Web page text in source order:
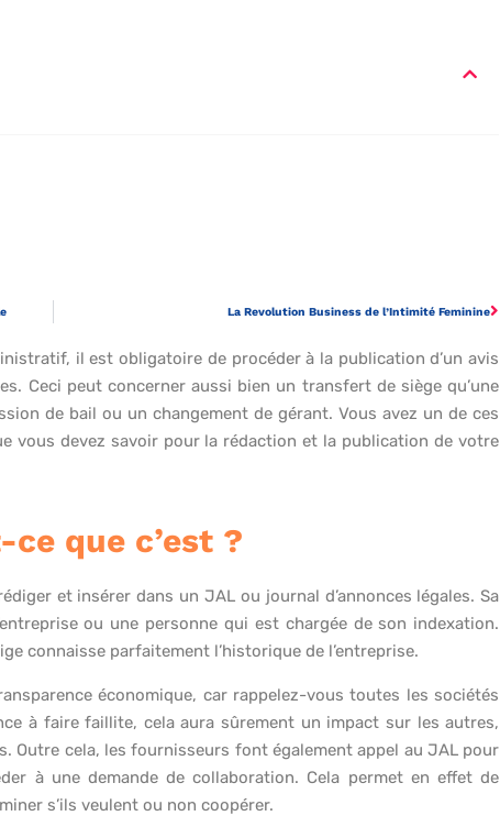
La Revolution Business de l’Intimité Feminine
il est obligatoire de procéder à la publication d’un avis
Ceci peut concerner aussi bien un transfert de siège qu’une
de bail ou un changement de gérant. Vous avez un de ces
vous devez savoir pour la rédaction et la publication de votre
que c’est ?
et insérer dans un JAL ou journal d’annonces légales. Sa
ou une personne qui est chargée de son indexation.
connaisse parfaitement l’historique de l’entreprise.
économique, car rappelez-vous toutes les sociétés
à faire faillite, cela aura sûrement un impact sur les autres,
Outre cela, les fournisseurs font également appel au JAL pour
à une demande de collaboration. Cela permet en effet de
s’ils veulent ou non coopérer.